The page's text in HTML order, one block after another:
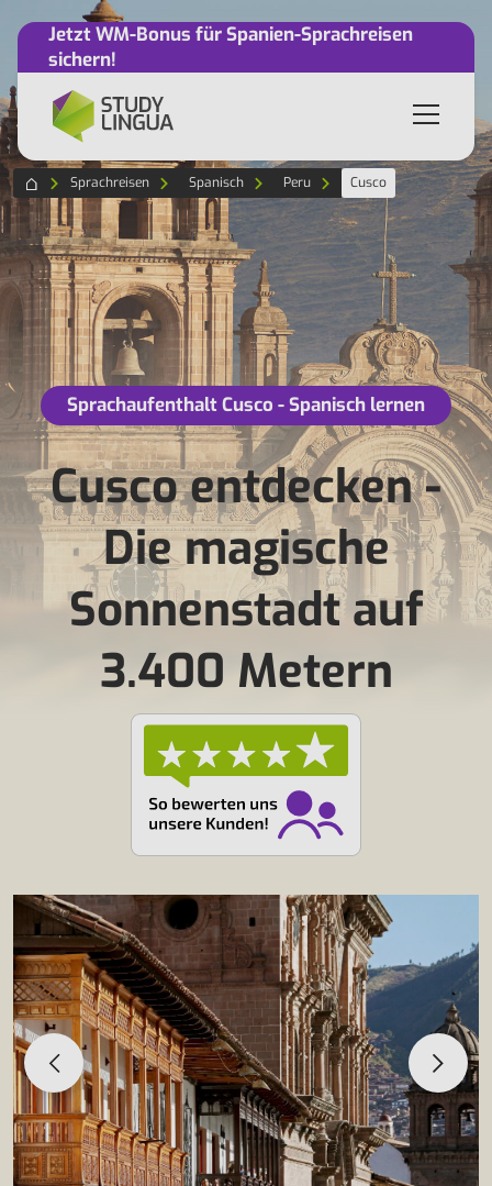
Jetzt WM-Bonus für Spanien-Sprachreisen
sichern!
Sprachreisen Spanisch Peru Cusco
Sprachaufenthalt Cusco - Spanisch lernen
Cusco entdecken -
Die magische
Sonnenstadt auf
3.400 Metern